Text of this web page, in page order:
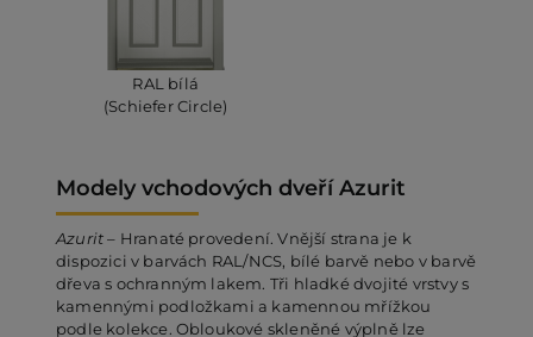
RAL bílá
(Schiefer Circle)
Modely vchodových dveří Azurit
Azurit– Hranaté provedení. Vnější strana je k
dispozici v barvách RAL/NCS, bílé barvě nebo v barvě
dřeva s ochranným lakem. Tři hladké dvojité vrstvy s
kamennými podložkami a kamennou mřížkou
podle kolekce. Obloukové skleněné výplně lze